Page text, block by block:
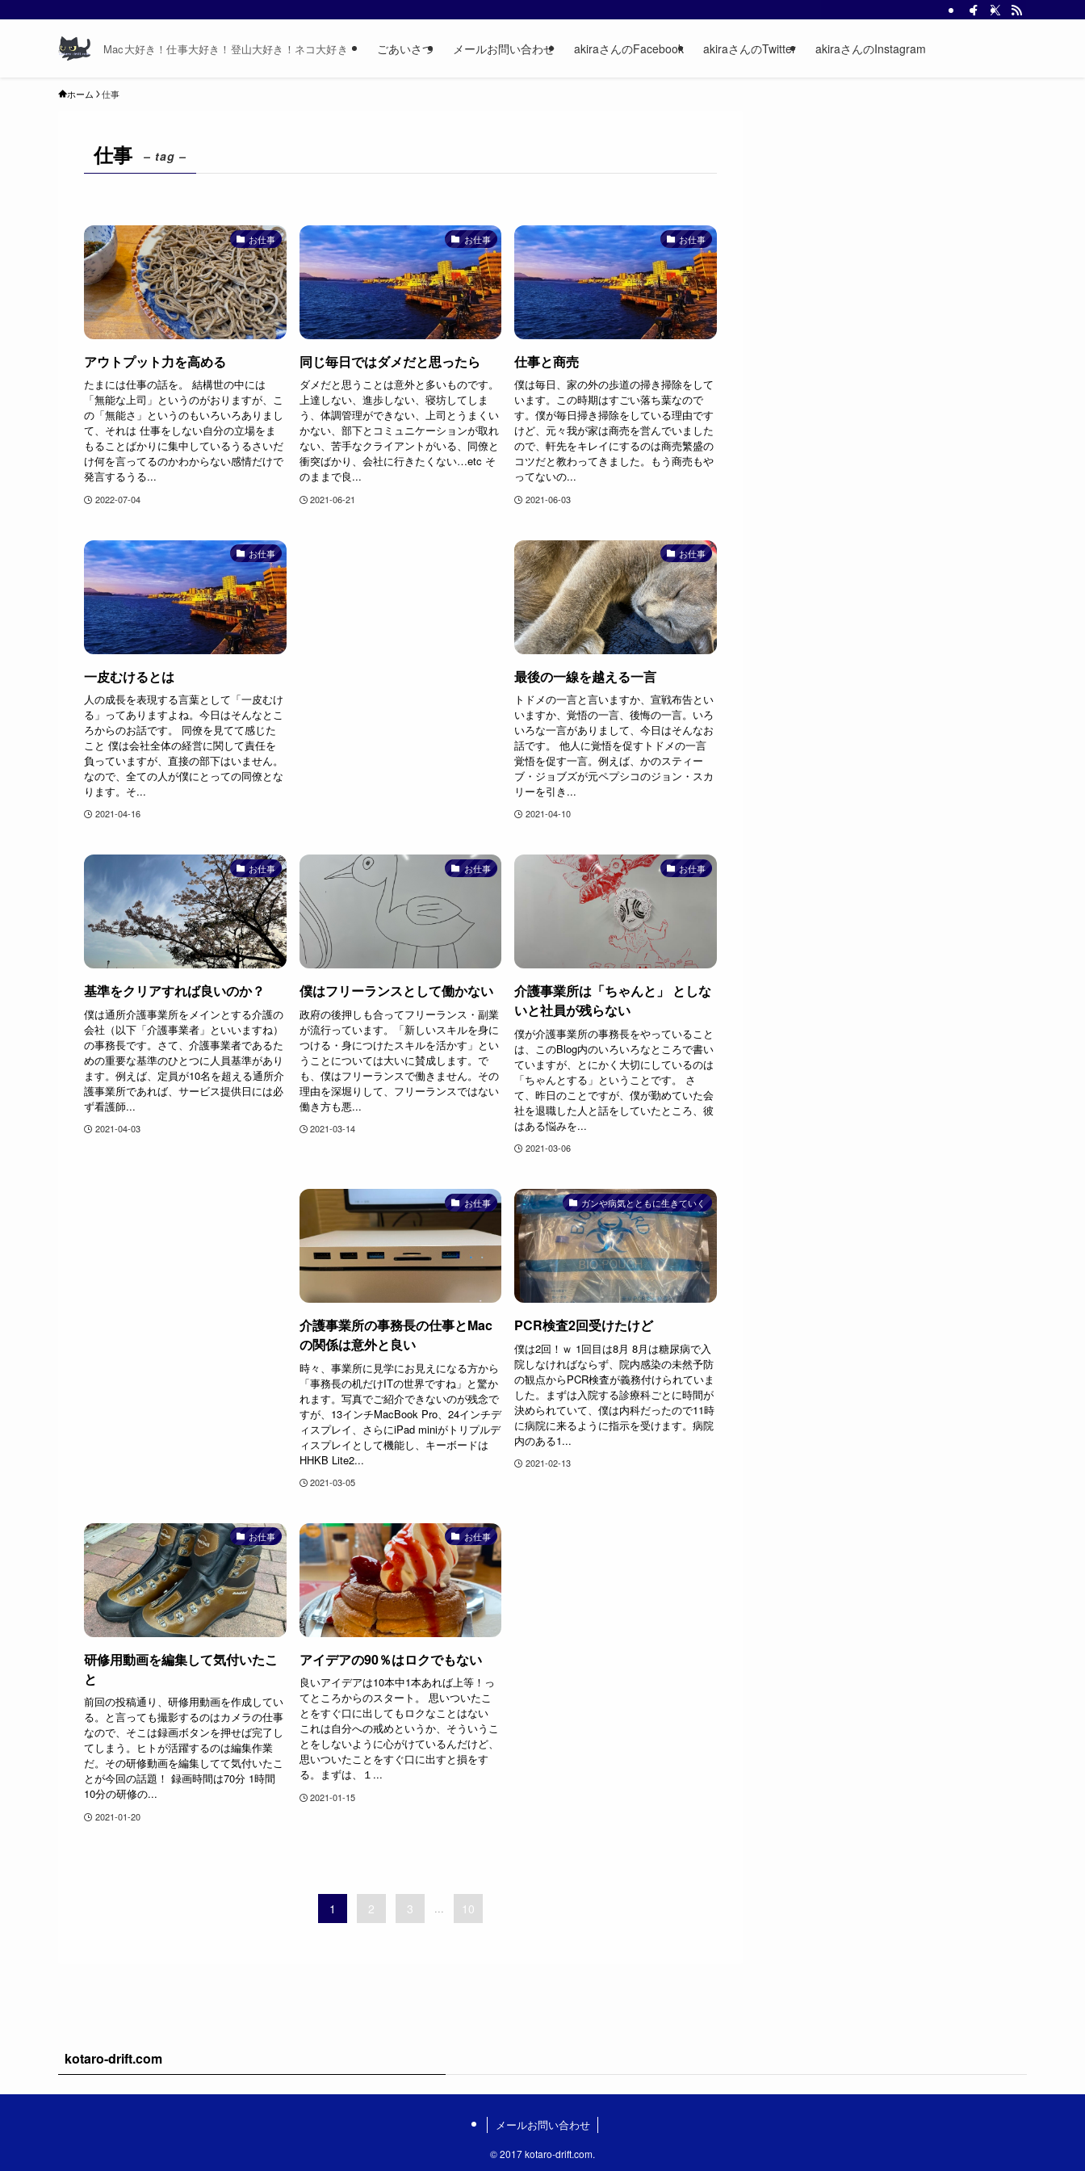
Mac大好き！仕事大好き！登山大好き！ネコ大好き ごあいさつ メールお問い合わせ akiraさんのFacebook akiraさんのTwitter akiraさんのInstagram
ホーム 仕事
仕事 – tag –
お仕事
アウトプット力を高める
たまには仕事の話を。 結構世の中には
「無能な上司」というのがおりますが、こ
の「無能さ」というのもいろいろありまし
て、それは 仕事をしない自分の立場をま
もることばかりに集中しているうるさいだ
け何を言ってるのかわからない感情だけで
発言するうる...
2022-07-04
お仕事
同じ毎日ではダメだと思ったら
ダメだと思うことは意外と多いものです。
上達しない、進歩しない、寝坊してしま
う、体調管理ができない、上司とうまくい
かない、部下とコミュニケーションが取れ
ない、苦手なクライアントがいる、同僚と
衝突ばかり、会社に行きたくない…etc そ
のままで良...
2021-06-21
お仕事
仕事と商売
僕は毎日、家の外の歩道の掃き掃除をして
います。この時期はすごい落ち葉なので
す。僕が毎日掃き掃除をしている理由です
けど、元々我が家は商売を営んでいました
ので、軒先をキレイにするのは商売繁盛の
コツだと教わってきました。もう商売もや
ってないの...
2021-06-03
お仕事
一皮むけるとは
人の成長を表現する言葉として「一皮むけ
る」ってありますよね。今日はそんなとこ
ろからのお話です。 同僚を見てて感じた
こと 僕は会社全体の経営に関して責任を
負っていますが、直接の部下はいません。
なので、全ての人が僕にとっての同僚とな
ります。そ...
2021-04-16
お仕事
最後の一線を越える一言
トドメの一言と言いますか、宣戦布告とい
いますか、覚悟の一言、後悔の一言。いろ
いろな一言がありまして、今日はそんなお
話です。 他人に覚悟を促すトドメの一言
覚悟を促す一言。例えば、かのスティー
ブ・ジョブズが元ペプシコのジョン・スカ
リーを引き...
2021-04-10
お仕事
基準をクリアすれば良いのか？
僕は通所介護事業所をメインとする介護の
会社（以下「介護事業者」といいますね）
の事務長です。さて、介護事業者であるた
めの重要な基準のひとつに人員基準があり
ます。例えば、定員が10名を超える通所介
護事業所であれば、サービス提供日には必
ず看護師...
2021-04-03
お仕事
僕はフリーランスとして働かない
政府の後押しも合ってフリーランス・副業
が流行っています。「新しいスキルを身に
つける・身につけたスキルを活かす」とい
うことについては大いに賛成します。で
も、僕はフリーランスで働きません。その
理由を深堀りして、フリーランスではない
働き方も悪...
2021-03-14
お仕事
介護事業所は「ちゃんと」 としな
いと社員が残らない
僕が介護事業所の事務長をやっていること
は、このBlog内のいろいろなところで書い
ていますが、とにかく大切にしているのは
「ちゃんとする」ということです。 さ
て、昨日のことですが、僕が勤めていた会
社を退職した人と話をしていたところ、彼
はある悩みを...
2021-03-06
お仕事
介護事業所の事務長の仕事とMac
の関係は意外と良い
時々、事業所に見学にお見えになる方から
「事務長の机だけITの世界ですね」と驚か
れます。写真でご紹介できないのが残念で
すが、13インチMacBook Pro、24インチデ
ィスプレイ、さらにiPad miniがトリプルデ
ィスプレイとして機能し、キーボードは
HHKB Lite2...
2021-03-05
ガンや病気とともに生きていく
PCR検査2回受けたけど
僕は2回！ｗ 1回目は8月 8月は糖尿病で入
院しなければならず、院内感染の未然予防
の観点からPCR検査が義務付けられていま
した。まずは入院する診療科ごとに時間が
決められていて、僕は内科だったので11時
に病院に来るように指示を受けます。病院
内のある1...
2021-02-13
お仕事
研修用動画を編集して気付いたこ
と
前回の投稿通り、研修用動画を作成してい
る。と言っても撮影するのはカメラの仕事
なので、そこは録画ボタンを押せば完了し
てしまう。ヒトが活躍するのは編集作業
だ。その研修動画を編集してて気付いたこ
とが今回の話題！ 録画時間は70分 1時間
10分の研修の...
2021-01-20
お仕事
アイデアの90％はロクでもない
良いアイデアは10本中1本あれば上等！っ
てところからのスタート。 思いついたこ
とをすぐ口に出してもロクなことはない
これは自分への戒めというか、そういうこ
とをしないように心がけているんだけど、
思いついたことをすぐ口に出すと損をす
る。まずは、１...
2021-01-15
1 2 3 ... 10
kotaro-drift.com
メールお問い合わせ
©2017 kotaro-drift.com.